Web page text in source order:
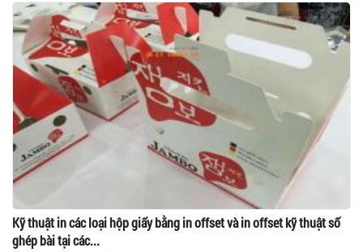
Kỹ thuật in các loại hộp giấy bằng in offset và in offset kỹ thuật số
ghép bài tại các...